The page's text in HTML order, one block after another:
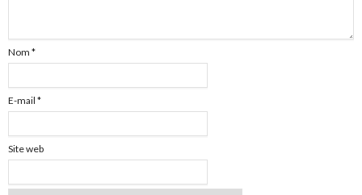
Nom *
E-mail *
Site web